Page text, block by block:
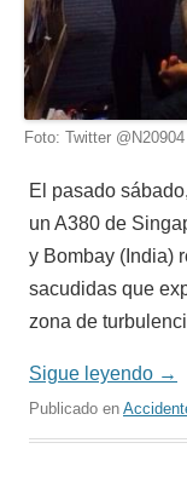
Foto: Twitter @N20904
El pasado
un A380 de
y Bombay (India)
sacudidas que
zona de
Sigue leyendo →
Publicado en